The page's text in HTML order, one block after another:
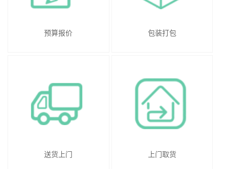
预算报价 包装打包
送货上门 上门取货